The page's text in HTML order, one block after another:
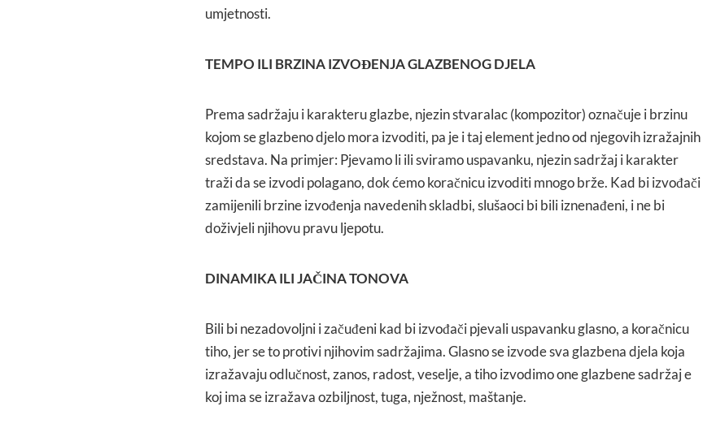
umjetnosti.
TEMPO ILI BRZINA IZVOĐENJA GLAZBENOG DJELA
Prema sadržaju i karakteru glazbe, njezin stvaralac (kompozitor) označuje i brzinu
kojom se glazbeno djelo mora izvoditi, pa je i taj element jedno od njegovih izražajnih
sredstava. Na primjer: Pjevamo li ili sviramo uspavanku, njezin sadržaj i karakter
traži da se izvodi polagano, dok ćemo koračnicu izvoditi mnogo brže. Kad bi izvođači
zamijenili brzine izvođenja navedenih skladbi, slušaoci bi bili iznenađeni, i ne bi
doživjeli njihovu pravu ljepotu.
DINAMIKA ILI JAČINA TONOVA
Bili bi nezadovoljni i začuđeni kad bi izvođači pjevali uspavanku glasno, a koračnicu
tiho, jer se to protivi njihovim sadržajima. Glasno se izvode sva glazbena djela koja
izražavaju odlučnost, zanos, radost, veselje, a tiho izvodimo one glazbene sadržaj e
koj ima se izražava ozbiljnost, tuga, nježnost, maštanje.